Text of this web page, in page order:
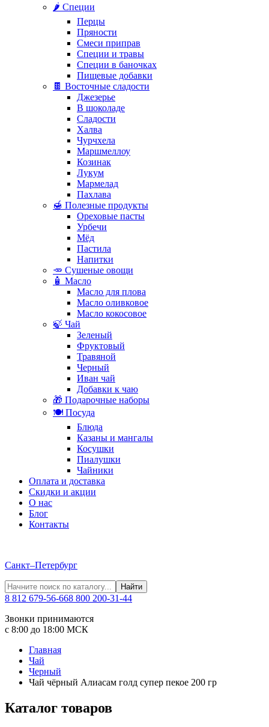
🌶️ Специи
Перцы
Пряности
Смеси приправ
Специи и травы
Специи в баночках
Пищевые добавки
🍫 Восточные сладости
Джезерье
В шоколаде
Сладости
Халва
Чурчхела
Маршмеллоу
Козинак
Лукум
Мармелад
Пахлава
🍯 Полезные продукты
Ореховые пасты
Урбечи
Мёд
Пастила
Напитки
🥕 Сушеные овощи
🧴 Масло
Масло для плова
Масло оливковое
Масло кокосовое
🍃 Чай
Зеленый
Фруктовый
Травяной
Черный
Иван чай
Добавки к чаю
🎁 Подарочные наборы
🍽️ Посуда
Блюда
Казаны и мангалы
Косушки
Пиалушки
Чайники
Оплата и доставка
Скидки и акции
О нас
Блог
Контакты
Санкт–Петербург
Найти
8 812 679-56-668 800 200-31-44
Звонки принимаются
с 8:00 до 18:00 МСК
Главная
Чай
Черный
Чай чёрный Алиасам голд супер пекое 200 гр
Каталог товаров